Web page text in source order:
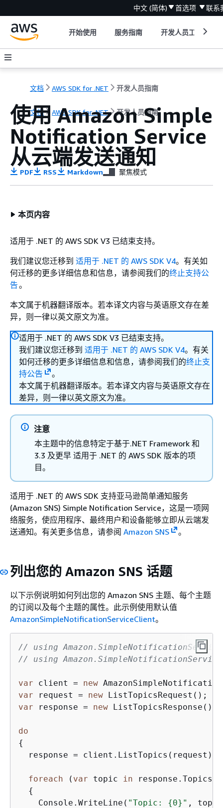
中文 (简体) 首选项 联系
开始使用 服务指南 开发人员工具
文档 AWS SDK for .NET 开发人员指南
文档 AWS SDK for .NET 开发人员指南
使用 Amazon Simple
Notification Service
从云端发送通知
PDF RSS Markdown 聚焦模式
本页内容
适用于 .NET 的 AWS SDK V3 已结束支持。
我们建议您迁移到 适用于 .NET 的 AWS SDK V4。有关如
何迁移的更多详细信息和信息，请参阅我们的终止支持公
告。
本文属于机器翻译版本。若本译文内容与英语原文存在差
异，则一律以英文原文为准。
适用于 .NET 的 AWS SDK V3 已结束支持。
我们建议您迁移到 适用于 .NET 的 AWS SDK V4。有关
如何迁移的更多详细信息和信息，请参阅我们的终止支
持公告
。
本文属于机器翻译版本。若本译文内容与英语原文存在
差异，则一律以英文原文为准。
注意
本主题中的信息特定于基于.NET Framework 和
3.3 及更早 适用于 .NET 的 AWS SDK 版本的项
目。
适用于 .NET 的 AWS SDK 支持亚马逊简单通知服务
(Amazon SNS) Simple Notification Service，这是一项网
络服务，使应用程序、最终用户和设备能够立即从云端发
送通知。有关更多信息，请参阅 Amazon SNS 。
列出您的 Amazon SNS 话题
以下示例说明如何列出您的 Amazon SNS 主题、每个主题
的订阅以及每个主题的属性。此示例使用默认值
AmazonSimpleNotificationServiceClient。
// using
// using
var client = new
var request = new
var response = new ListTopicsResponse();
do
{
  response = client.ListTopics(request);
foreach ( var topic in response.Topics)
{
    Console.WriteLine(
"Topic: {0}" ,